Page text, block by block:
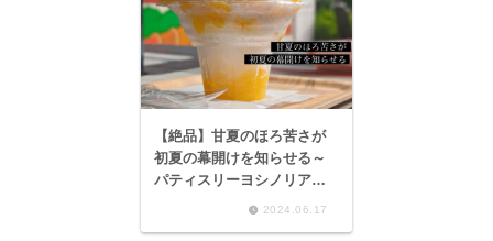
【絶品】甘夏のほろ苦さが
初夏の幕開けを知らせる～
パティスリーヨシノリアサ
2024.06.17